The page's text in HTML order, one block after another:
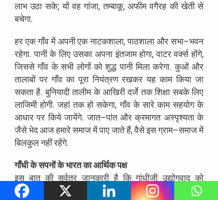
लाभ उठा सके;यों वह गांजा,तम्बाकू, अफीम वगैरह की खेती से
बचेगा.
हर एक गाँव में अपनी एक नाटकशाला,पाठशाला और सभा–भवन
रहेगा.पानी के लिए उसका अपना इंतजाम होगा,वाटर वर्क्स होंगे,
जिससे गाँव के सभी लोगों को शुद्ध पानी मिला करेगा.कुओं और
तालाबों पर गाँव का पूरा नियंत्रण रखकर यह काम किया जा
सकता है.बुनियादी तालीम के आखिरी दर्जे तक शिक्षा सबके लिए
लाजिमी होगी.जहां तक हो सकेगा,गाँव के सारे काम सहयोग के
आधार पर किये जायेंगे.जात–पांत और क्रमागत अस्पृश्यता के
जैसेभेदआजहमारेसमाजमेंपाएजातेहैं,वैसेइसग्राम–समाजमें
बिलकुलनहींरहेंगे.
गाँधीकेसपनोंकेभारतकाआर्थिकपक्ष
इस बात की सर्वत्र जानकारी है कि गांधीजी उद्योगवाद को
अभिशाप
थे तथा युद्ध’ के विरुद्ध थे.उन्होंने सम्पत्तिवान